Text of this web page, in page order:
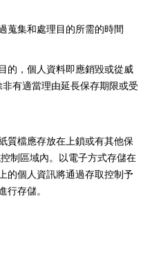
蒐集和處理目的所需的時間
的，個人資料即應銷毀或從威
有適當理由延長保存期限或受
質檔應存放在上鎖或有其他保
制區域內。以電子方式存儲在
的個人資訊將通過存取控制予
行存儲。